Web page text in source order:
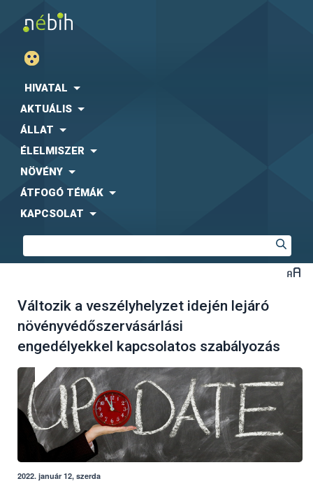
HIVATAL
AKTUÁLIS
ÁLLAT
ÉLELMISZER
NÖVÉNY
ÁTFOGÓ TÉMÁK
KAPCSOLAT
Változik a veszélyhelyzet idején lejáró
növényvédőszervásárlási
engedélyekkel kapcsolatos szabályozás
2022. január 12, szerda